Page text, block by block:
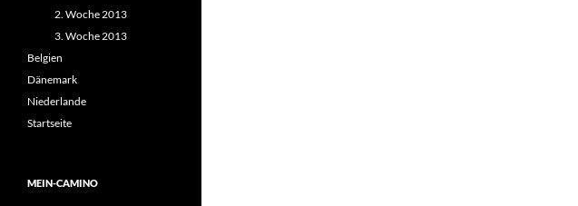
2. Woche 2013
3. Woche 2013
Belgien
Dänemark
Niederlande
Startseite
MEIN-CAMINO